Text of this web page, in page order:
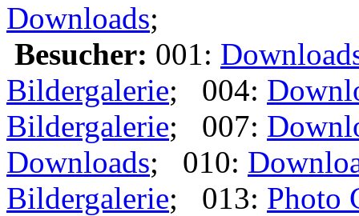
Downloads;
Besucher: 001:
Bildergalerie; 004:
Bildergalerie; 007:
Downloads; 010:
Bildergalerie; 013: Photo